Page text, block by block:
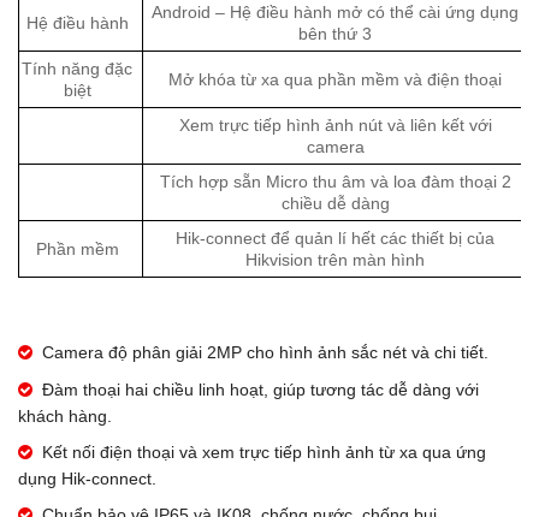
Hệ điều hành
Android – Hệ điều hành mở có thể cài ứng dụng
bên thứ 3
Tính năng đặc
biệt
Mở khóa từ xa qua phần mềm và điện thoại
Xem trực tiếp hình ảnh nút và liên kết với
camera
Tích hợp sẵn Micro thu âm và loa đàm thoại 2
chiều dễ dàng
Phần mềm
Hik-connect để quản lí hết các thiết bị của
Hikvision trên màn hình
Camera độ phân giải 2MP cho hình ảnh sắc nét và chi tiết.
Đàm thoại hai chiều linh hoạt, giúp tương tác dễ dàng với
khách hàng.
Kết nối điện thoại và xem trực tiếp hình ảnh từ xa qua ứng
dụng Hik-connect.